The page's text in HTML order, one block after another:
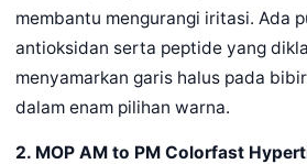
membantu mengurangi iritasi. Ada
antioksidan serta peptide yang
menyamarkan garis halus pada
dalam enam pilihan warna.
2. MOP AM to PM Colorfast